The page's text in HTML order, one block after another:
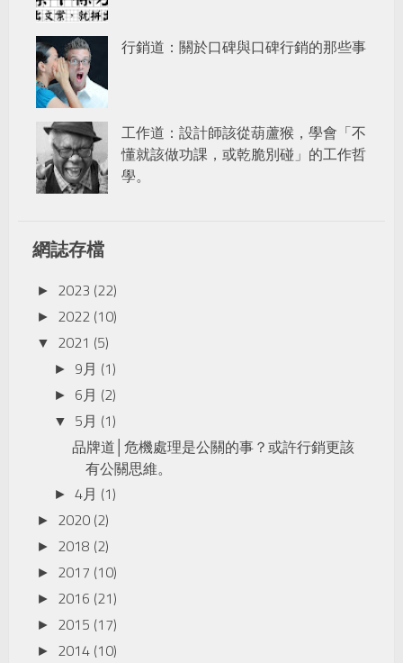
行銷道：關於口碑與口碑行銷的那些事
工作道：設計師該從葫蘆猴，學會「不
懂就該做功課，或乾脆別碰」的工作哲
學。
網誌存檔
► 2023 (22)
► 2022 (10)
▼ 2021 (5)
► 9月 (1)
► 6月 (2)
▼ 5月 (1)
品牌道│危機處理是公關的事？或許行銷更該
有公關思維。
►4月 (1)
► 2020 (2)
► 2018 (2)
► 2017 (10)
► 2016 (21)
► 2015 (17)
► 2014 (10)